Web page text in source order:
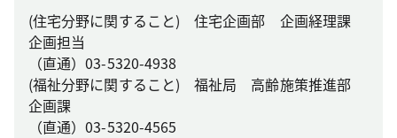
(住宅分野に関すること) 住宅企画部 企画経理課
企画担当
（直通）03-5320-4938
(福祉分野に関すること) 福祉局 高齢施策推進部
企画課
（直通）03-5320-4565